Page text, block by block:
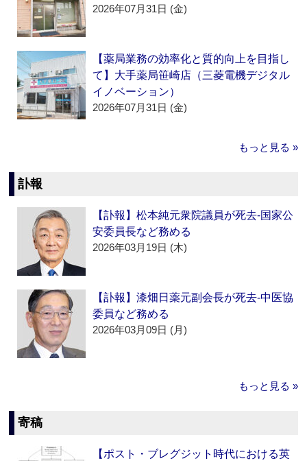
2026年07月31日 (金)
【薬局業務の効率化と質的向上を目指し
て】大手薬局笹崎店（三菱電機デジタル
イノベーション）
2026年07月31日 (金)
もっと見る »
訃報
【訃報】松本純元衆院議員が死去‐国家公
安委員長など務める
2026年03月19日 (木)
【訃報】漆畑日薬元副会長が死去‐中医協
委員など務める
2026年03月09日 (月)
もっと見る »
寄稿
【ポスト・ブレグジット時代における英